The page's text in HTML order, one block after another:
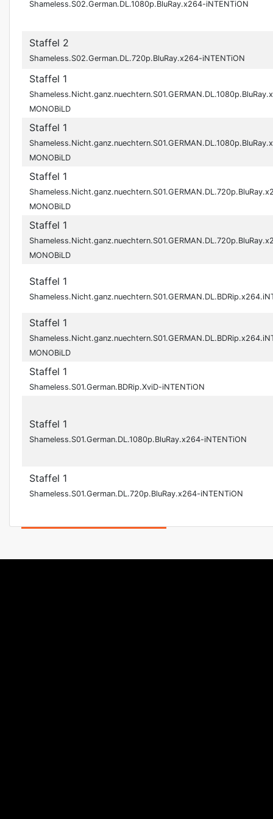
Shameless.S02.German.DL.1080p.BluRay.x264-iNTENTiON
Staffel 2
Shameless.S02.German.DL.720p.BluRay.x264-iNTENTiON
Staffel 1
MONOBiLD
Staffel 1
MONOBiLD
Staffel 1
MONOBiLD
Staffel 1
MONOBiLD
Staffel 1
Staffel 1
MONOBiLD
Staffel 1
Shameless.S01.German.BDRip.XviD-iNTENTiON
Staffel 1
Shameless.S01.German.DL.1080p.BluRay.x264-iNTENTiON
Staffel 1
Shameless.S01.German.DL.720p.BluRay.x264-iNTENTiON